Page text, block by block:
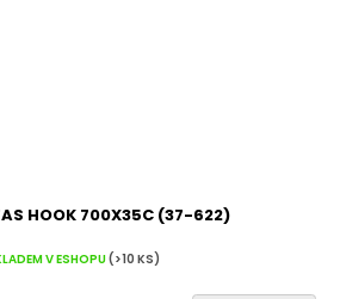
HOOK 700X35C (37-622)
V ESHOPU(>10 KS)